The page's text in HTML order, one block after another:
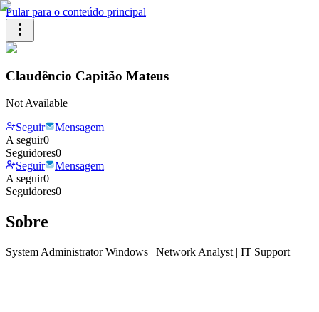
Pular para o conteúdo principal
Claudêncio Capitão Mateus
Not Available
Seguir
Mensagem
A seguir0
Seguidores0
Seguir
Mensagem
A seguir0
Seguidores0
Sobre
System Administrator Windows | Network Analyst | IT Support